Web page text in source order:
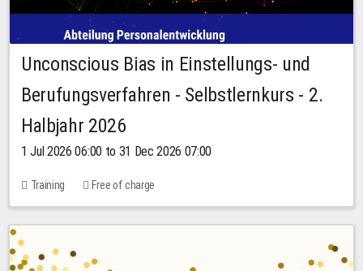
Unconscious Bias in Einstellungs- und
Berufungsverfahren - Selbstlernkurs - 2.
Halbjahr 2026
1 Jul 2026 06:00 to 31 Dec 2026 07:00
Training Free of charge